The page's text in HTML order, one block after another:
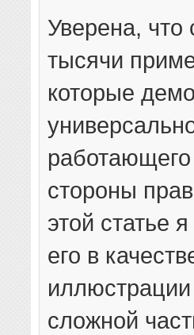
Уверена, что
тысячи
которые
стороны
этой статье
его в
сложной